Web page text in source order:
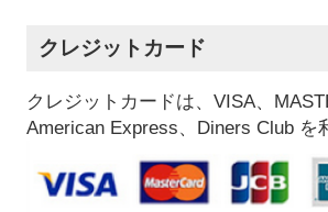
クレジットカード
クレジットカードは、VISA、
American Express、Diners Club を